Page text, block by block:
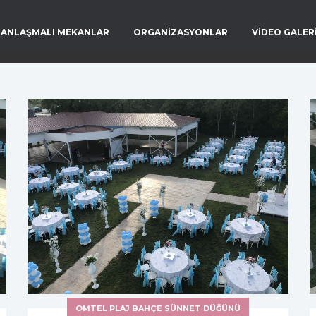
ANLAŞMALI MEKANLAR ORGANİZASYONLAR VİDEO
OMTEL PLAJ BAHÇE SÜNNET DÜĞÜNÜ